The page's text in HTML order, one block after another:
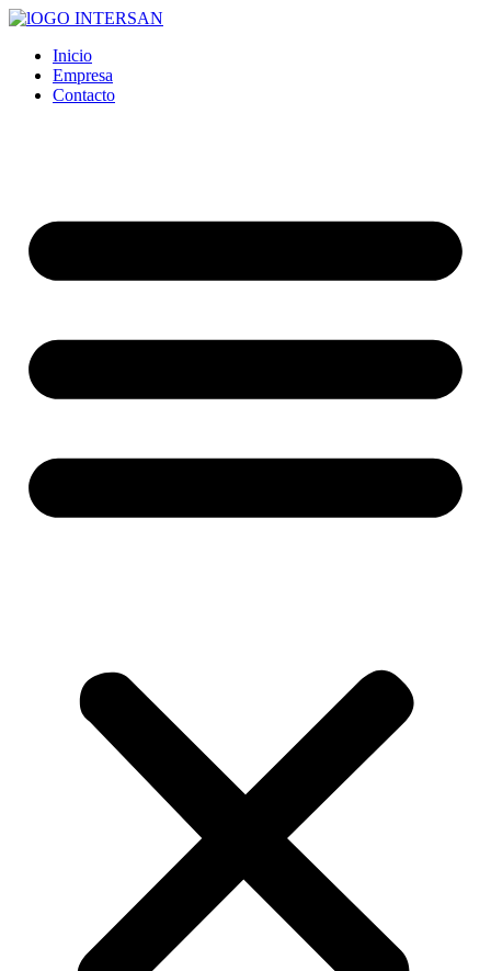
Ir
contenido
Inicio
Empresa
Contacto